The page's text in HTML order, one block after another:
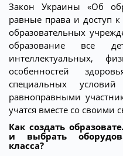
Закон Украины «Об
равные права и доступ к
образовательных
образование все
интеллектуальных,
особенностей
специальных
равноправными
учатся вместе со своими
Как создать
и выбрать
класса?